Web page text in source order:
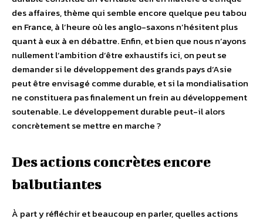
des affaires, thème qui semble encore quelque peu tabou
en France, à l’heure où les anglo-saxons n’hésitent plus
quant à eux à en débattre. Enfin, et bien que nous n’ayons
nullement l’ambition d’être exhaustifs ici, on peut se
demander si le développement des grands pays d’Asie
peut être envisagé comme durable, et si la mondialisation
ne constituera pas finalement un frein au développement
soutenable. Le développement durable peut-il alors
concrètement se mettre en marche ?
Des actions concrètes encore
balbutiantes
À part y réfléchir et beaucoup en parler, quelles actions